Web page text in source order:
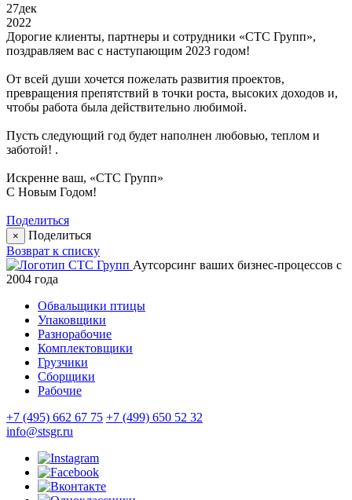
27дек
2022
Дорогие клиенты, партнеры и сотрудники «СТС Групп»,
поздравляем вас с наступающим 2023 годом!
От всей души хочется пожелать развития проектов,
превращения препятствий в точки роста, высоких доходов и,
чтобы работа была действительно любимой.
Пусть следующий год будет наполнен любовью, теплом и
заботой! .
Искренне ваш, «СТС Групп»
С Новым Годом!
Поделиться
×
Поделиться
Возврат к списку
Аутсорсинг ваших бизнес-процессов с
2004 года
Обвальщики птицы
Упаковщики
Разнорабочие
Комплектовщики
Грузчики
Сборщики
Рабочие
+7 (495) 662 67 75 +7 (499) 650 52 32
info@stsgr.ru